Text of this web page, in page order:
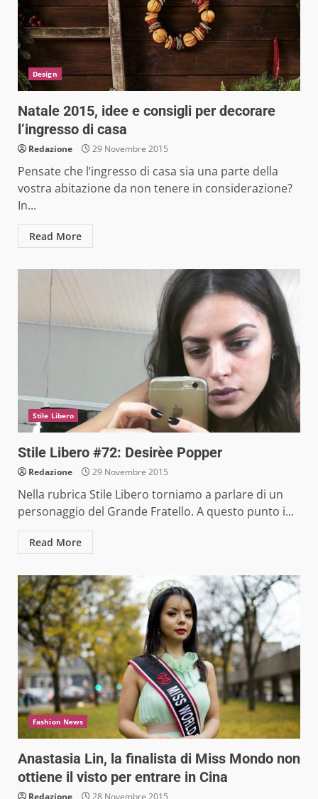
Design
Natale 2015, idee e consigli per decorare
l’ingresso di casa
Redazione 29 Novembre 2015
Pensate che l’ingresso di casa sia una parte della
vostra abitazione da non tenere in considerazione?
In...
Read More
Stile Libero
Stile Libero #72: Desirèe Popper
Redazione 29 Novembre 2015
Nella rubrica Stile Libero torniamo a parlare di un
personaggio del Grande Fratello. A questo punto i...
Read More
Fashion News
Anastasia Lin, la finalista di Miss Mondo non
ottiene il visto per entrare in Cina
Redazione 28 Novembre 2015